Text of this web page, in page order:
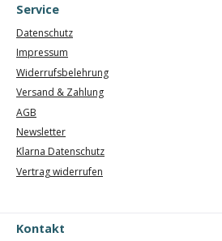
Service
Datenschutz
Impressum
Widerrufsbelehrung
Versand & Zahlung
AGB
Newsletter
Klarna Datenschutz
Vertrag widerrufen
Kontakt